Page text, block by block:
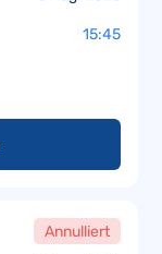
15:45
Annulliert